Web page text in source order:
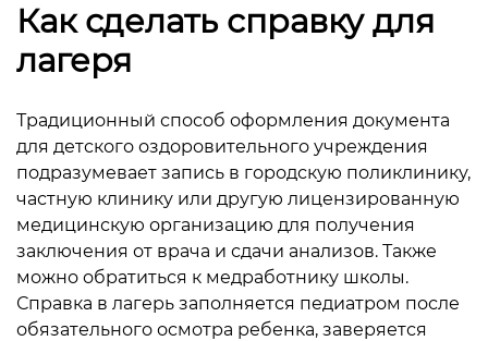
Как сделать справку для
лагеря
Традиционный способ оформления документа
для детского оздоровительного учреждения
подразумевает запись в городскую поликлинику,
частную клинику или другую лицензированную
медицинскую организацию для получения
заключения от врача и сдачи анализов. Также
можно обратиться к медработнику школы.
Справка в лагерь заполняется педиатром после
обязательного осмотра ребенка, заверяется